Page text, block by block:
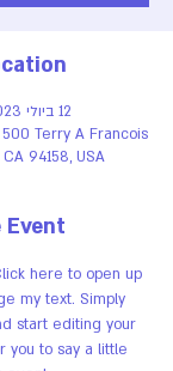
12 ביולי 2023, 7:00 – 16:00
Terry A Francois
94158, USA
here to open up
my text. Simply
start editing your
you to say a little